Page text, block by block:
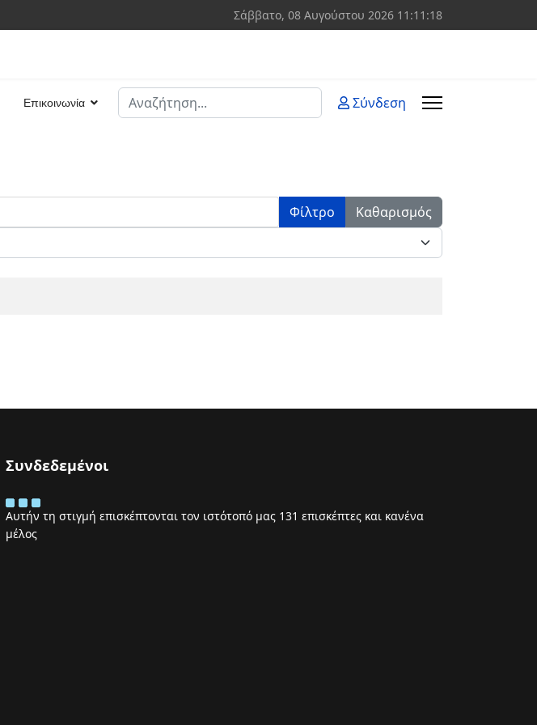
Σάββατο, 08 Αυγούστου 2026 11:11:18
Επικοινωνία
Αναζήτηση
Σύνδεση
Φίλτρο
Καθαρισμός
Συνδεδεμένοι
Αυτήν τη στιγμή επισκέπτονται τον ιστότοπό μας 131 επισκέπτες και κανένα
μέλος